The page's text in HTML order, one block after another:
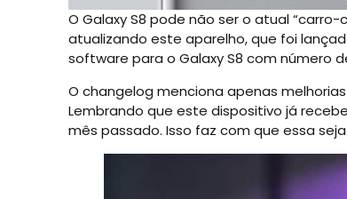
O Galaxy S8 pode não ser o atual
atualizando este aparelho, que foi
software para o Galaxy S8 com número
O changelog menciona apenas
Lembrando que este dispositivo já
mês passado. Isso faz com que essa